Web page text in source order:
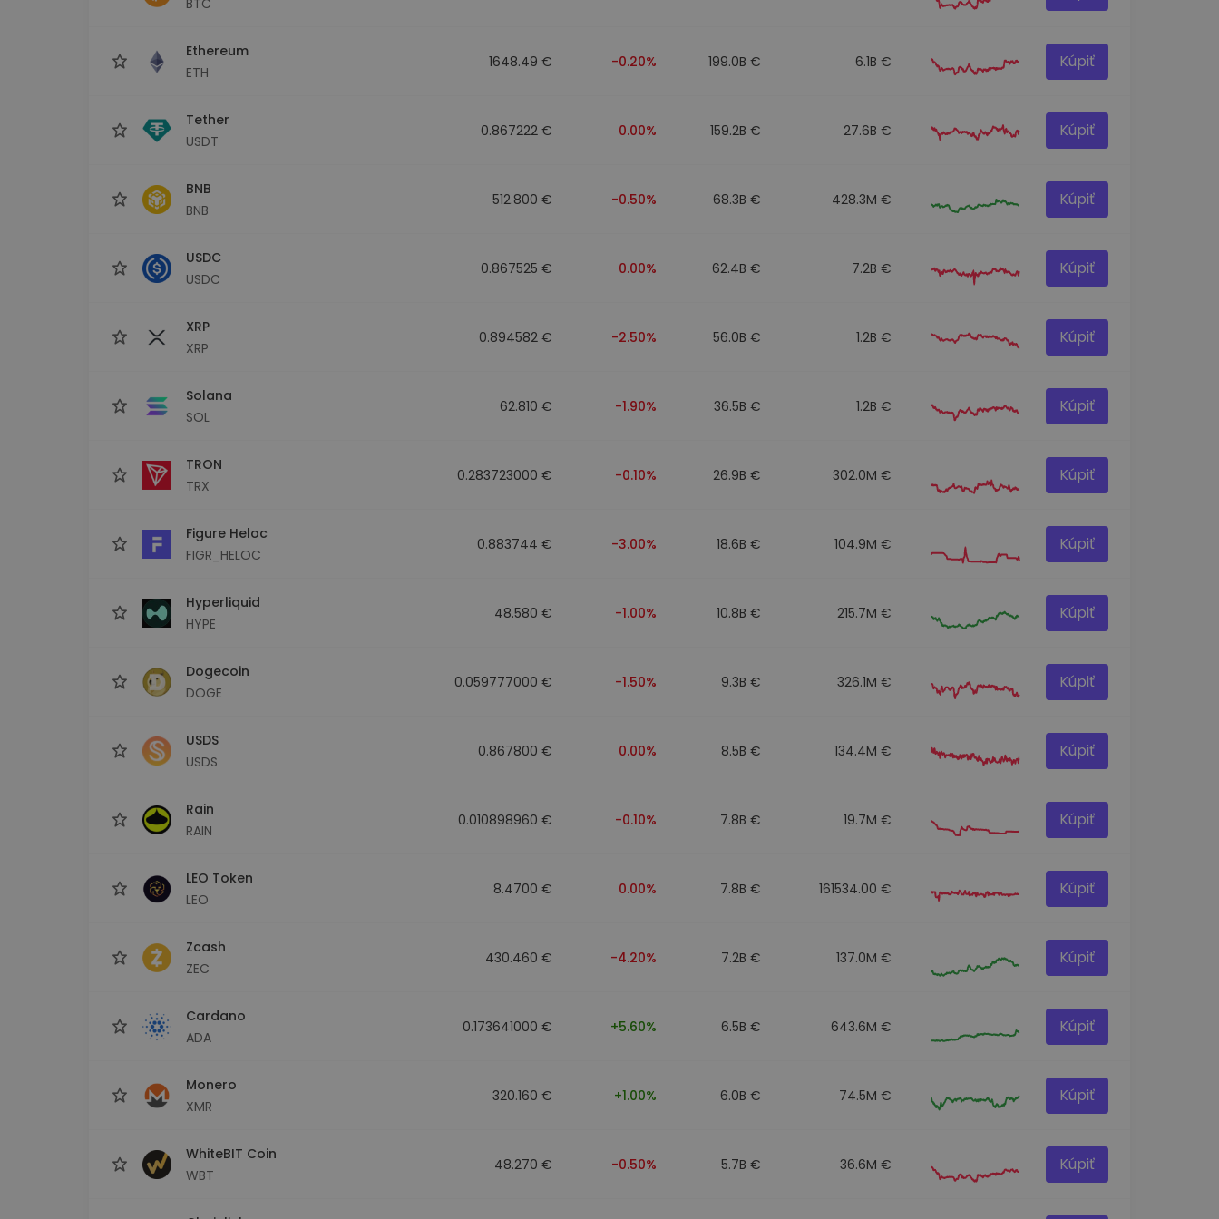
Ethereum
ETH
1648.49 € -0.20% 199.0B € 6.1B € Kúpiť
Tether
USDT
0.867222 € 0.00% 159.2B € 27.6B € Kúpiť
BNB
BNB
512.800 € -0.50% 68.3B € 428.3M € Kúpiť
USDC
USDC
0.867525 € 0.00% 62.4B € 7.2B € Kúpiť
XRP
XRP
0.894582 € -2.50% 56.0B € 1.2B € Kúpiť
Solana
SOL
62.810 € -1.90% 36.5B € 1.2B € Kúpiť
TRON
TRX
0.283723000 € -0.10% 26.9B € 302.0M € Kúpiť
Figure Heloc
FIGR_HELOC
0.883744 € -3.00% 18.6B € 104.9M € Kúpiť
Hyperliquid
HYPE
48.580 € -1.00% 10.8B € 215.7M € Kúpiť
Dogecoin
DOGE
0.059777000 € -1.50% 9.3B € 326.1M € Kúpiť
USDS
USDS
0.867800 € 0.00% 8.5B € 134.4M € Kúpiť
Rain
RAIN
0.010898960 € -0.10% 7.8B € 19.7M € Kúpiť
LEO Token
LEO
8.4700 € 0.00% 7.8B € 161534.00 € Kúpiť
Zcash
ZEC
430.460 € -4.20% 7.2B € 137.0M € Kúpiť
Cardano
ADA
0.173641000 € +5.60% 6.5B € 643.6M € Kúpiť
Monero
XMR
320.160 € +1.00% 6.0B € 74.5M € Kúpiť
WhiteBIT Coin
WBT
48.270 € -0.50% 5.7B € 36.6M € Kúpiť